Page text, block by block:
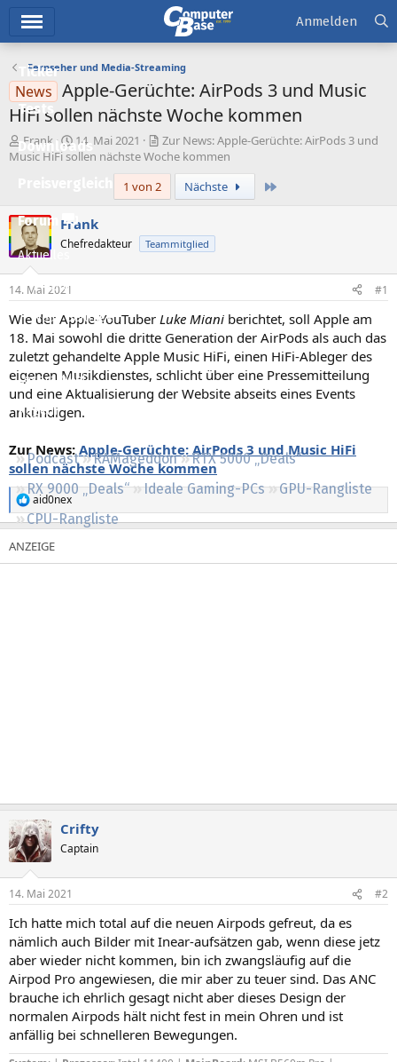
Ticker
Tests
Downloads
Forum
Aktuelles
Empfohlene Inhalte
Neue Beiträge
Neueste Aktivitäten
Leserartikel
Regeln
Podcast RAMageddon
RTX 5000 „Deals“
RX 9000 „Deals“
Ideale Gaming-PCs
GPU-Rangliste
CPU-Rangliste
Anmelden
Fernseher und Media-Streaming
News Apple-Gerüchte: AirPods 3 und Music
HiFi sollen nächste Woche kommen
E
r
l
l
e
r
Frank
E
r
t
14. Mai 2021
Zur News: Apple-Gerüchte: AirPods 3 und
Music HiFi sollen nächste Woche kommen
1 von 2
Nächste
Frank
Chefredakteur Teammitglied
14. Mai 2021 #1
Wie der Apple-YouTuber Luke Miani berichtet, soll Apple am
18. Mai sowohl die dritte Generation der AirPods als auch das
zuletzt gehandelte Apple Music HiFi, einen HiFi-Ableger des
eigenen Musikdienstes, schlicht über eine Pressemitteilung
und eine Aktualisierung der Website abseits eines Events
ankündigen.
Zur News: Apple-Gerüchte: AirPods 3 und Music HiFi
sollen nächste Woche kommen
R
e
a
k
t
aid0nex
Crifty
Captain
14. Mai 2021 #2
Ich hatte mich total auf die neuen Airpods gefreut, da es
nämlich auch Bilder mit Inear-aufsätzen gab, wenn diese jetz
aber wieder nicht kommen, bin ich zwangsläufig auf die
Airpod Pro angewiesen, die mir aber zu teuer sind. Das ANC
brauche ich ehrlich gesagt nicht aber dieses Design der
normalen Airpods hält nicht fest in mein Ohren und ist
anfällig bei schnelleren Bewegungen.